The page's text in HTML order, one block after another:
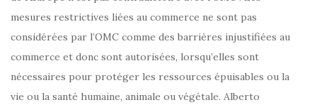
mesures restrictives liées au commerce ne sont pas
considérées par l’OMC comme des barrières injustifiées au
commerce et donc sont autorisées, lorsqu’elles sont
nécessaires pour protéger les ressources épuisables ou la
vie ou la santé humaine, animale ou végétale. Alberto